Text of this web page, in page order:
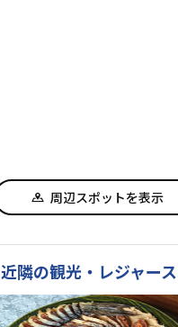
周辺スポットを表示
近隣の観光・レジャー